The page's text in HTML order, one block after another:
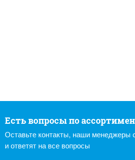
Есть вопросы по
Оставьте контакты, наши менеджеры
и ответят на все вопросы